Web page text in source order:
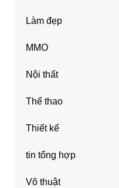
Làm đẹp
MMO
Nội thất
Thể thao
Thiết kế
tin tổng hợp
Võ thuật